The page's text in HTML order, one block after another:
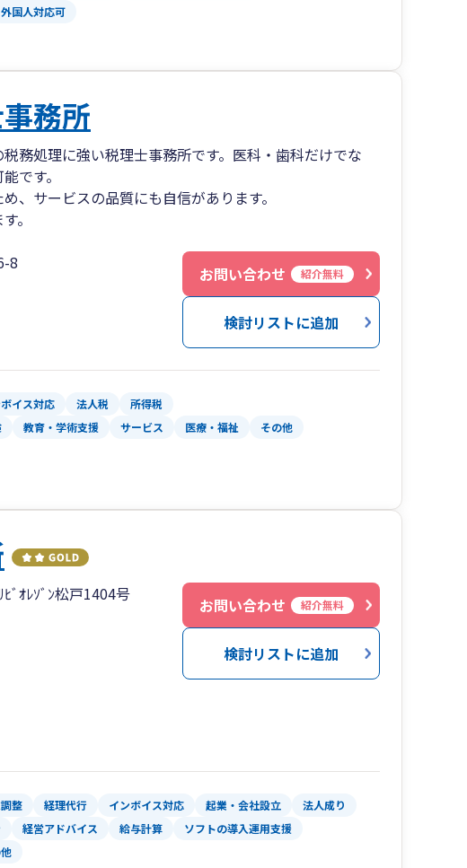
外国人対応可
務所
務処理に強い税理士事務所です。医科・歯科だけでな
です。
、サービスの品質にも自信があります。
。
8
お問い合わせ 紹介無料
検討リストに追加
イス対応 法人税 所得税
教育・学術支援 サービス 医療・福祉 その他
ﾞｵﾚｿﾞﾝ松戸1404号
お問い合わせ 紹介無料
検討リストに追加
整 経理代行 インボイス対応 起業・会社設立
法人成り
経営アドバイス 給与計算 ソフトの導入運用支援